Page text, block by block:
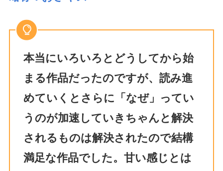
本当にいろいろとどうしてから始
まる作品だったのですが、読み進
めていくとさらに「なぜ」ってい
うのが加速していきちゃんと解決
されるものは解決されたので結構
満足な作品でした。甘い感じとは